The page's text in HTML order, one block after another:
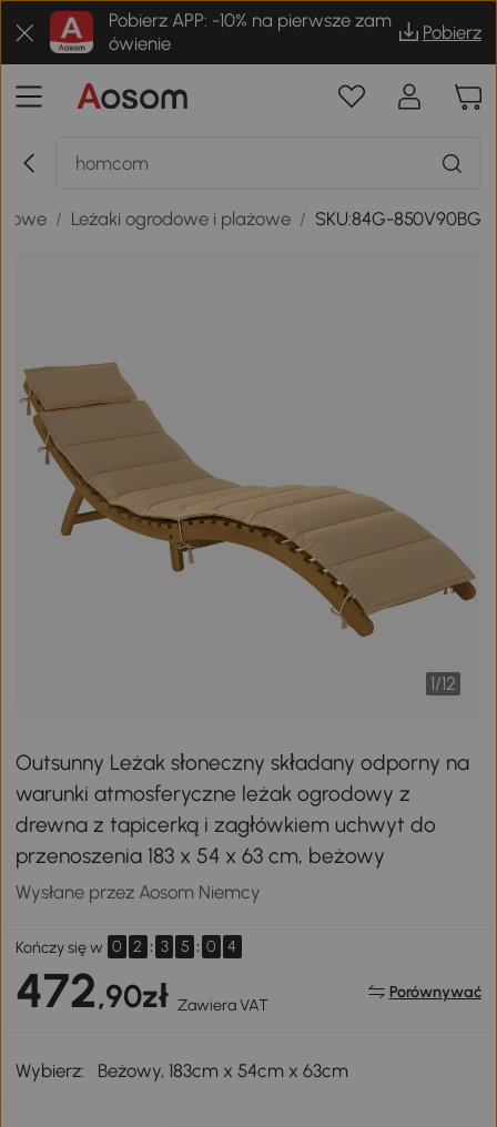
Pobierz APP: -10% na pierwsze zam
ówienie
Pobierz
/ Leżaki ogrodowe i plażowe / SKU:84G-850V90BG
1/12
Outsunny Leżak słoneczny składany odporny na
warunki atmosferyczne leżak ogrodowy z
drewna z tapicerką i zagłówkiem uchwyt do
przenoszenia 183 x 54 x 63 cm, beżowy
Wysłane przez Aosom Niemcy
Kończy się w 0 2 : 3 5 : 0 4
472,90zł Zawiera VAT
Porównywać
Wybierz: Beżowy, 183cm x 54cm x 63cm